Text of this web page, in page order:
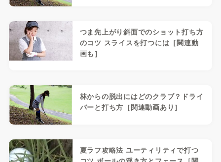
つま先上がり斜面でのショット打ち方
のコツ スライスを打つには［関連動
画も］
林からの脱出にはどのクラブ？ドライ
バーと打ち方［関連動画あり］
夏ラフ攻略法 ユーティリティで打つ